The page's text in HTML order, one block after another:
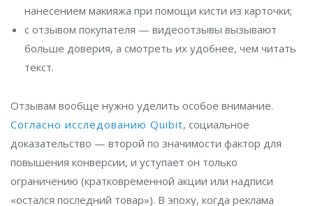
нанесением макияжа при помощи кисти из карточки;
с отзывом покупателя — видеоотзывы вызывают
больше доверия, а смотреть их удобнее, чем читать
текст.
Отзывам вообще нужно уделить особое внимание.
Согласно исследованию Quibit, социальное
доказательство — второй по значимости фактор для
повышения конверсии, и уступает он только
ограничению (кратковременной акции или надписи
«остался последний товар»). В эпоху, когда реклама